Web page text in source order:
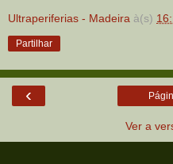
Ultraperiferias - Madeira à(s)
Partilhar
‹
Ver a